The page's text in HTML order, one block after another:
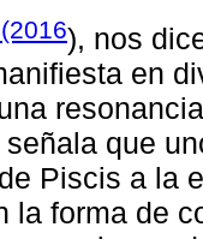
), nos
en
que
Piscis a la
la forma de